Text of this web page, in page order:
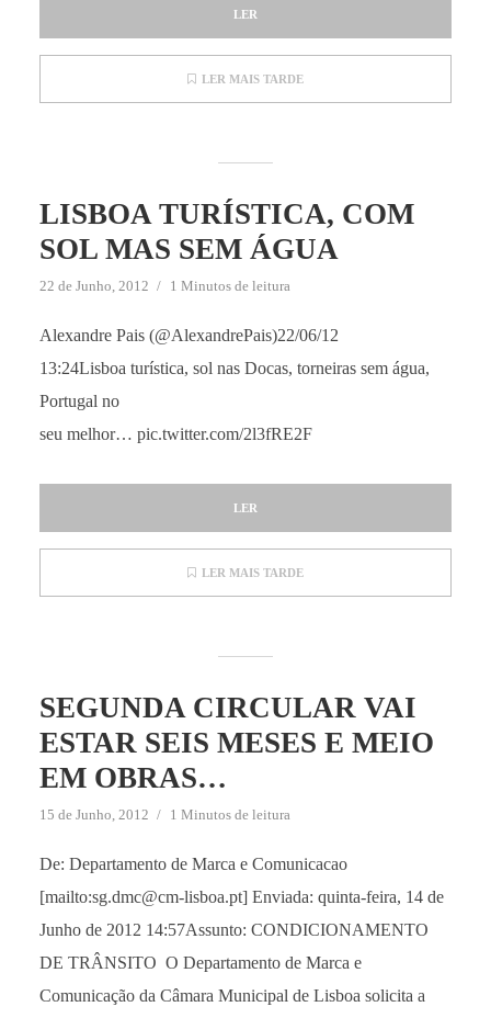
LER
LER MAIS TARDE
LISBOA TURÍSTICA, COM
SOL MAS SEM ÁGUA
22 de Junho, 2012 1 Minutos de leitura
Alexandre Pais (@AlexandrePais)22/06/12
13:24Lisboa turística, sol nas Docas, torneiras sem água,
Portugal no
seu melhor… pic.twitter.com/2l3fRE2F
LER
LER MAIS TARDE
SEGUNDA CIRCULAR VAI
ESTAR SEIS MESES E MEIO
EM OBRAS…
15 de Junho, 2012 1 Minutos de leitura
De: Departamento de Marca e Comunicacao
[mailto:sg.dmc@cm-lisboa.pt] Enviada: quinta-feira, 14 de
Junho de 2012 14:57Assunto: CONDICIONAMENTO
DE TRÂNSITO O Departamento de Marca e
Comunicação da Câmara Municipal de Lisboa solicita a